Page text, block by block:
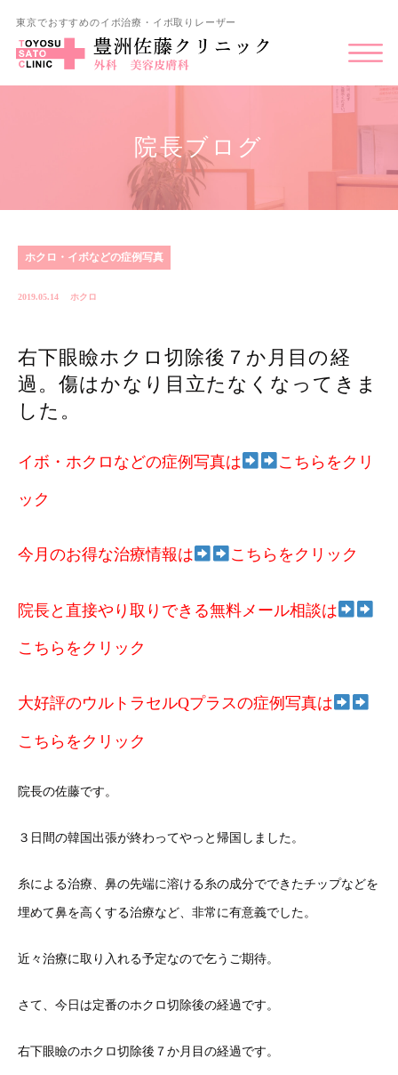
東京でおすすめのイボ治療・イボ取りレーザー
院長ブログ
ホクロ・イボなどの症例写真
2019.05.14 ホクロ
右下眼瞼ホクロ切除後７か月目の経
過。傷はかなり目立たなくなってきま
した。
イボ・ホクロなどの症例写真は こちらをクリ
ック
今月のお得な治療情報は こちらをクリック
院長と直接やり取りできる無料メール相談は
こちらをクリック
大好評のウルトラセルQプラスの症例写真は
こちらをクリック
院長の佐藤です。
３日間の韓国出張が終わってやっと帰国しました。
糸による治療、鼻の先端に溶ける糸の成分でできたチップなどを
埋めて鼻を高くする治療など、非常に有意義でした。
近々治療に取り入れる予定なので乞うご期待。
さて、今日は定番のホクロ切除後の経過です。
右下眼瞼のホクロ切除後７か月目の経過です。